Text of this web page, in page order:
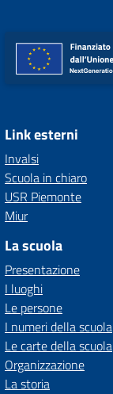
Link esterni
Invalsi
Scuola in chiaro
USR Piemonte
Miur
La scuola
Presentazione
I luoghi
Le persone
I numeri della scuola
Le carte della scuola
Organizzazione
La storia